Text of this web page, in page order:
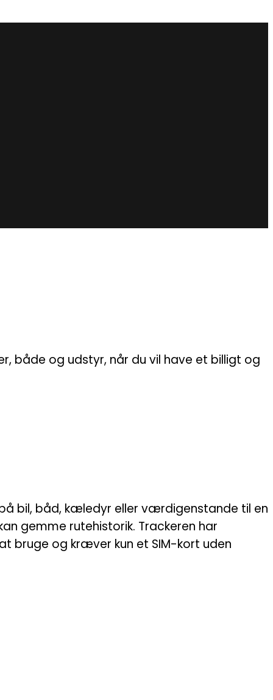
både og udstyr, når du vil have et billigt og
på bil, båd, kæledyr eller værdigenstande til en
gemme rutehistorik. Trackeren har
bruge og kræver kun et SIM-kort uden